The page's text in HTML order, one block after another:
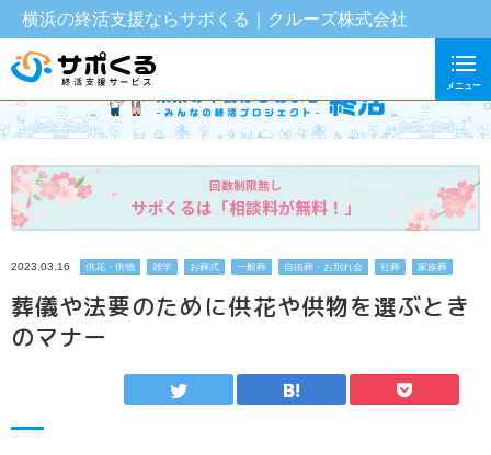
横浜の終活支援ならサポくる｜クルーズ株式会社
メニュー
回数制限無し
サポくるは「相談料が無料！」
2023.03.16 供花・供物 雑学 お葬式 一般葬 自由葬・お別れ会 社葬 家族葬
葬儀や法要のために供花や供物を選ぶとき
のマナー